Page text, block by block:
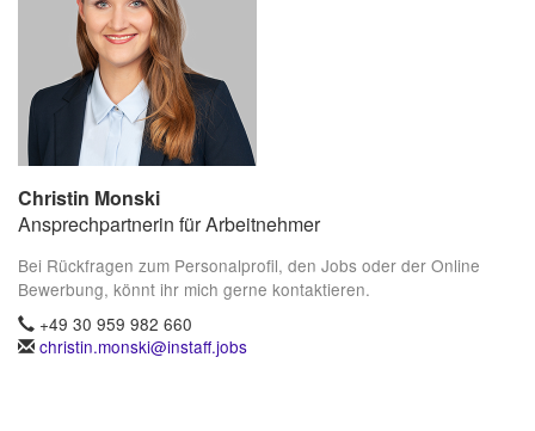
Christin Monski
Ansprechpartnerin für Arbeitnehmer
Bei Rückfragen zum Personalprofil, den Jobs oder der Online
Bewerbung, könnt ihr mich gerne kontaktieren.
+49 30 959 982 660
christin.monski@instaff.jobs